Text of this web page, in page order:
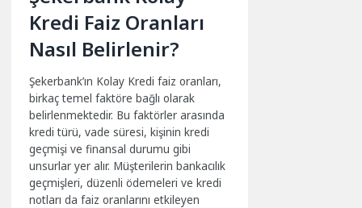
Kredi Faiz Oranları
Nasıl Belirlenir?
Şekerbank’ın Kolay Kredi faiz oranları,
birkaç temel faktöre bağlı olarak
belirlenmektedir. Bu faktörler arasında
kredi türü, vade süresi, kişinin kredi
geçmişi ve finansal durumu gibi
unsurlar yer alır. Müşterilerin bankacılık
geçmişleri, düzenli ödemeleri ve kredi
notları da faiz oranlarını etkileyen